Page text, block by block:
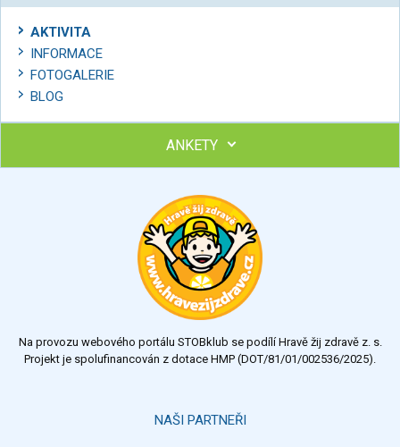
AKTIVITA
INFORMACE
FOTOGALERIE
BLOG
ANKETY
Výsledky Všechny ankety
Na provozu webového portálu STOBklub se podílí Hravě žij zdravě z. s.
Projekt je spolufinancován z dotace HMP (DOT/81/01/002536/2025).
NAŠI PARTNEŘI